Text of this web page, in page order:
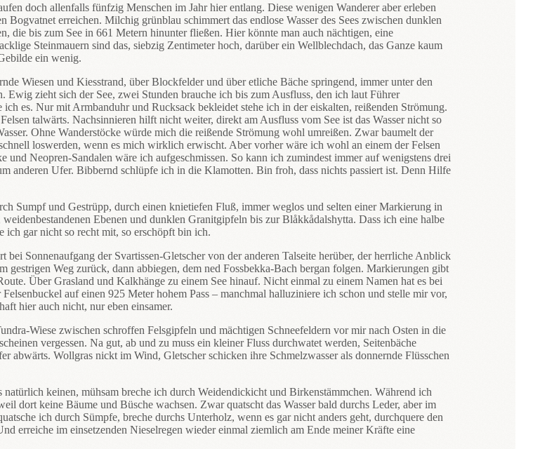
doch allenfalls fünfzig Menschen im Jahr hier entlang. Diese wenigen Wanderer aber erleben
Bogvatnet erreichen. Milchig grünblau schimmert das endlose Wasser des Sees zwischen dunklen
die bis zum See in 661 Metern hinunter fließen. Hier könnte man auch nächtigen, eine
Steinmauern sind das, siebzig Zentimeter hoch, darüber ein Wellblechdach, das Ganze kaum
ein wenig.
Wiesen und Kiesstrand, über Blockfelder und über etliche Bäche springend, immer unter den
Ewig zieht sich der See, zwei Stunden brauche ich bis zum Ausfluss, den ich laut Führer
es. Nur mit Armbanduhr und Rucksack bekleidet stehe ich in der eiskalten, reißenden Strömung.
talwärts. Nachsinnieren hilft nicht weiter, direkt am Ausfluss vom See ist das Wasser nicht so
Ohne Wanderstöcke würde mich die reißende Strömung wohl umreißen. Zwar baumelt der
loswerden, wenn es mich wirklich erwischt. Aber vorher wäre ich wohl an einem der Felsen
Neopren-Sandalen wäre ich aufgeschmissen. So kann ich zumindest immer auf wenigstens drei
anderen Ufer. Bibbernd schlüpfe ich in die Klamotten. Bin froh, dass nichts passiert ist. Denn Hilfe
Sumpf und Gestrüpp, durch einen knietiefen Fluß, immer weglos und selten einer Markierung in
Ebenen und dunklen Granitgipfeln bis zur Blåkkådalshytta. Dass ich eine halbe
ich gar nicht so recht mit, so erschöpft bin ich.
Sonnenaufgang der Svartissen-Gletscher von der anderen Talseite herüber, der herrliche Anblick
gestrigen Weg zurück, dann abbiegen, dem ned Fossbekka-Bach bergan folgen. Markierungen gibt
Über Grasland und Kalkhänge zu einem See hinauf. Nicht einmal zu einem Namen hat es bei
auf einen 925 Meter hohem Pass – manchmal halluziniere ich schon und stelle mir vor,
hier auch nicht, nur eben einsamer.
Wiese zwischen schroffen Felsgipfeln und mächtigen Schneefeldern vor mir nach Osten in die
vergessen. Na gut, ab und zu muss ein kleiner Fluss durchwatet werden, Seitenbäche
abwärts. Wollgras nickt im Wind, Gletscher schicken ihre Schmelzwasser als donnernde Flüsschen
keinen, mühsam breche ich durch Weidendickicht und Birkenstämmchen. Während ich
dort keine Bäume und Büsche wachsen. Zwar quatscht das Wasser bald durchs Leder, aber im
ich durch Sümpfe, breche durchs Unterholz, wenn es gar nicht anders geht, durchquere den
erreiche im einsetzenden Nieselregen wieder einmal ziemlich am Ende meiner Kräfte eine